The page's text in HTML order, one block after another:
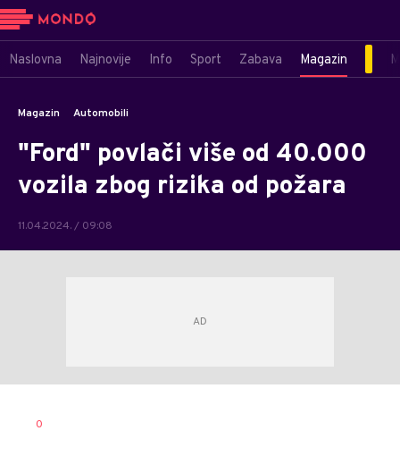
Naslovna Najnovije Info Sport Zabava Magazin
Magazin Automobili
"Ford" povlači više od 40.000
vozila zbog rizika od požara
11.04.2024. / 09:08
AUTOR
0